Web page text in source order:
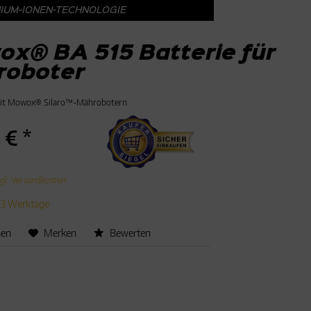
IONEN-TECHNOLOGIE
BA 515 Batterie für
Mowox® Silaro™-Mährobotern
€ *
Versandkosten
Werktage
Merken Bewerten